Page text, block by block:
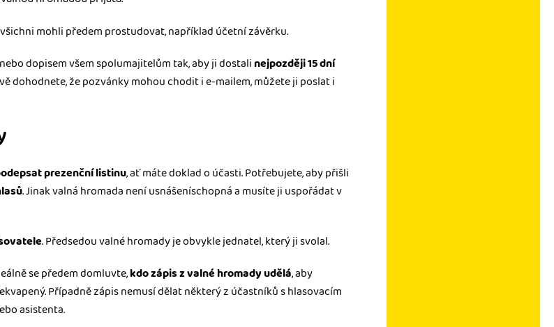
všichni mohli předem prostudovat, například účetní závěrku.
dopisem všem spolumajitelům tak, aby ji dostalinejpozději 15 dní
dohodnete, že pozvánky mohou chodit i e-mailem, můžete ji poslat i
prezenční listinu, ať máte doklad o účasti. Potřebujete, aby přišli
. Jinak valná hromada není usnášeníschopná a musíte ji uspořádat v
. Předsedou valné hromady je obvykle jednatel, který ji svolal.
se předem domluvte,kdo zápis z valné hromady udělá, aby
Případně zápis nemusí dělat některý z účastníků s hlasovacím
asistenta.